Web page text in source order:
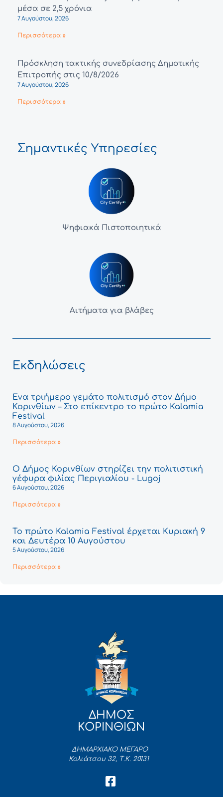
μέσα σε 2,5 χρόνια
7 Αυγούστου, 2026
Περισσότερα »
Πρόσκληση τακτικής συνεδρίασης Δημοτικής
Επιτροπής στις 10/8/2026
7 Αυγούστου, 2026
Περισσότερα »
Σημαντικές Υπηρεσίες
Ψηφιακά Πιστοποιητικά
Αιτήματα για βλάβες
Εκδηλώσεις
Ένα τριήμερο γεμάτο πολιτισμό στον Δήμο
Κορινθίων – Στο επίκεντρο το πρώτο Kalamia
Festival
8 Αυγούστου, 2026
Περισσότερα »
Ο Δήμος Κορινθίων στηρίζει την πολιτιστική
γέφυρα φιλίας Περιγιαλίου - Lugoj
6 Αυγούστου, 2026
Περισσότερα »
Το πρώτο Kalamia Festival έρχεται Κυριακή 9
και Δευτέρα 10 Αυγούστου
5 Αυγούστου, 2026
Περισσότερα »
ΔΗΜΟΣ
ΚΟΡΙΝΘΙΩΝ
ΔΗΜΑΡΧΙΑΚΟ ΜΕΓΑΡΟ
Κολιάτσου 32, Τ.Κ. 20131